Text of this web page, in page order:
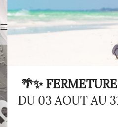
🌴✨
DU 03 AOUT AU
Affichage de 49–60 sur 81 résultats
Afficher la barre latérale